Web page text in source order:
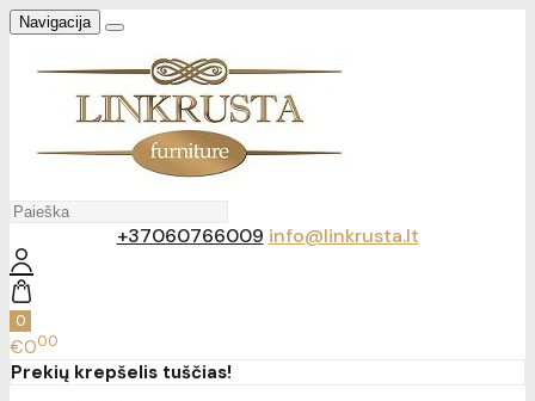
Navigacija
+37060766009 info@linkrusta.lt
0
€000
Prekių krepšelis tuščias!